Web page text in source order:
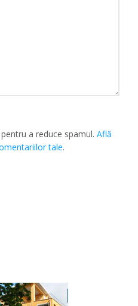
a reduce spamul.Află
tale.